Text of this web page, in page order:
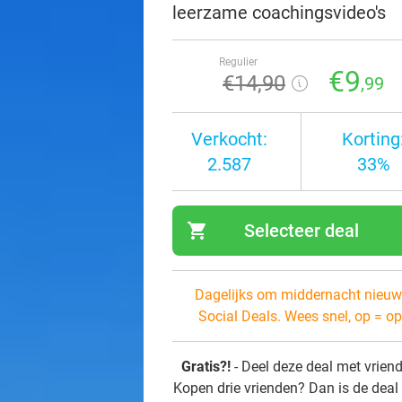
leerzame coachingsvideo's
Regulier
€14,90 €9,99
Verkocht:
2.587
33%
shopping_cart Selecteer deal
Dagelijks om middernacht
Social Deals. Wees snel, op =
Gratis?! - Deel deze deal met
Kopen drie vrienden? Dan is de